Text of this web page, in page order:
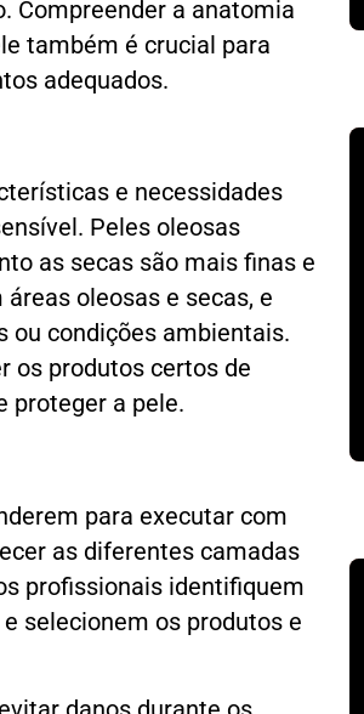
Compreender a anatomia
também é crucial para
adequados.
e necessidades
Peles oleosas
as secas são mais finas e
oleosas e secas, e
ou condições ambientais.
os produtos certos de
proteger a pele.
para executar com
as diferentes camadas
profissionais identifiquem
selecionem os produtos e